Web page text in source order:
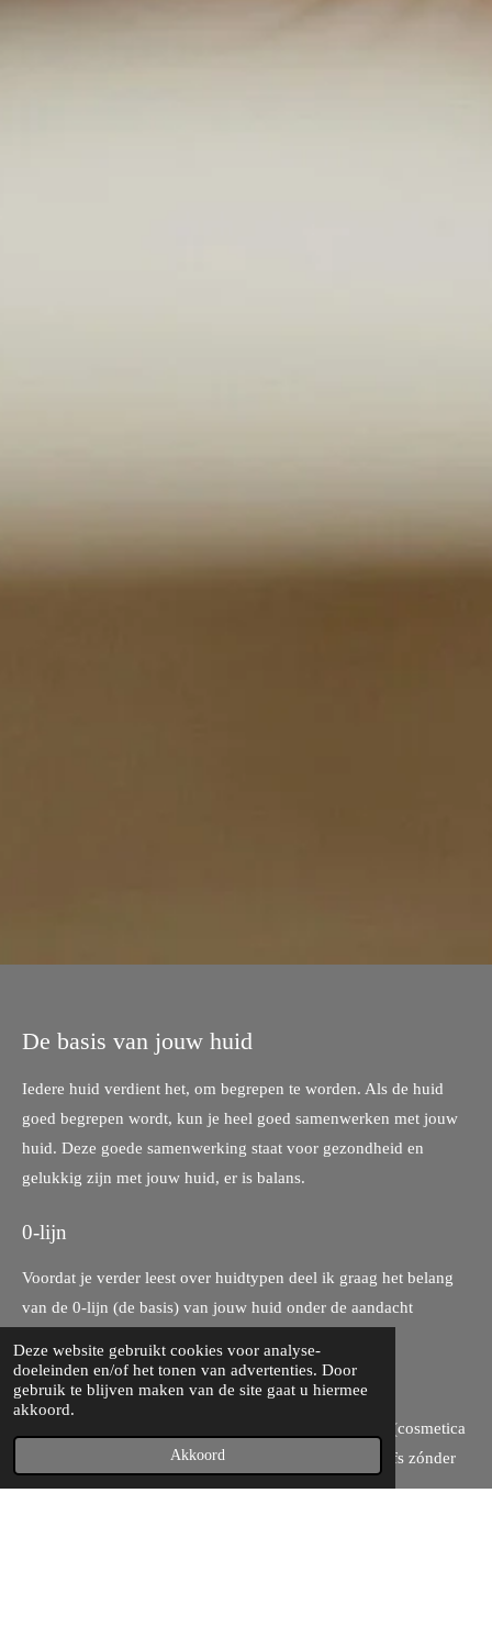
Deze website gebruikt cookies voor analyse-
doeleinden en/of het tonen van advertenties. Door
gebruik te blijven maken van de site gaat u hiermee
akkoord.
Akkoord
De basis van jouw huid
Iedere huid verdient het, om begrepen te worden. Als de huid
goed begrepen wordt, kun je heel goed samenwerken met jouw
huid. Deze goede samenwerking staat voor gezondheid en
gelukkig zijn met jouw huid, er is balans.
0-lijn
Voordat je verder leest over huidtypen deel ik graag het belang
van de 0-lijn (de basis) van jouw huid onder de aandacht
De 0-lijn staat voor:
Het huidtype zonder inmenging van zware cosmetica (cosmetica
met veel actieve ingrediënten), of indien mogelijk, zelfs zónder
enige inmenging van cosmetica. Want daar worden